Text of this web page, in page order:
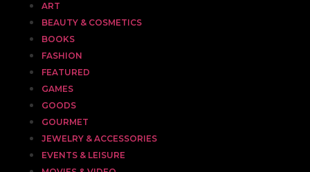
ART
BEAUTY & COSMETICS
BOOKS
FASHION
FEATURED
GAMES
GOODS
GOURMET
JEWELRY & ACCESSORIES
EVENTS & LEISURE